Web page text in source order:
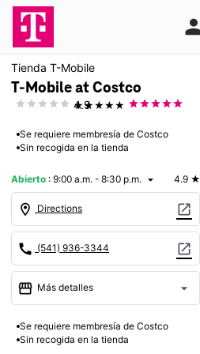
Tienda T-Mobile
T-Mobile at Costco
★★★★★
4.9
Se requiere membresía de Costco
Sin recogida en la tienda
Abierto : 9:00 a.m. - 8:30 p.m. arrow_drop_down 4.9 ★
location_on Directions open_in_new
call (541) 936-3344 open_in_new
storefront Más detalles arrow_drop_down
access_time Abrir
Vie.:9:00 a.m. a 8:30 p.m.
Se requiere membresía de Costco
Sin recogida en la tienda